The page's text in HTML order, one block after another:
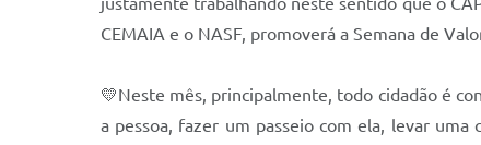
CEMAIA e o NASF, promoverá a Semana de
💛Neste mês, principalmente, todo cidadão é
a pessoa, fazer um passeio com ela, levar